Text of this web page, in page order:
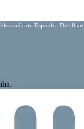
em Espanha. Dos 0